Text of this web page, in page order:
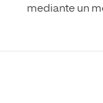
mediante un